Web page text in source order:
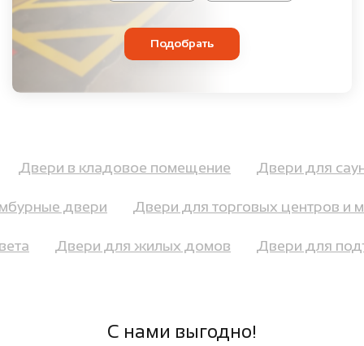
Подобрать
Двери в кладовое помещение Двери для
двери Двери для торговых центров и
Двери для жилых домов Двери для
С нами выгодно!